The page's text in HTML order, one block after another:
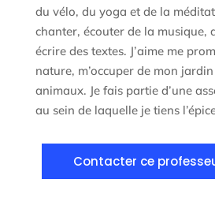
du vélo, du yoga et de la
chanter, écouter de la musique,
écrire des textes. J’aime me
nature, m’occuper de mon
animaux. Je fais partie d’une
au sein de laquelle je tiens
Contacter ce